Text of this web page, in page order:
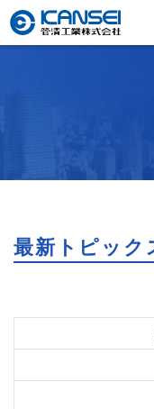
最新トピック